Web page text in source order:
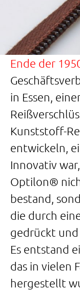
Ende der
in Essen,
Kunststoff-
entwickeln,
Innovativ
Optilon®
bestand,
die durch
gedrückt
Es entstand
das in vielen
hergestellt